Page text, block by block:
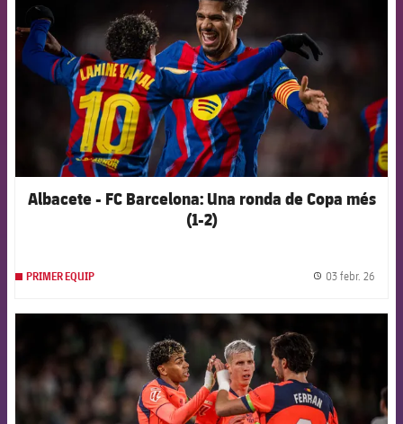
Albacete - FC Barcelona: Una ronda de Copa més
(1-2)
PRIMER EQUIP 03 febr. 26
FCB Barcelona badge